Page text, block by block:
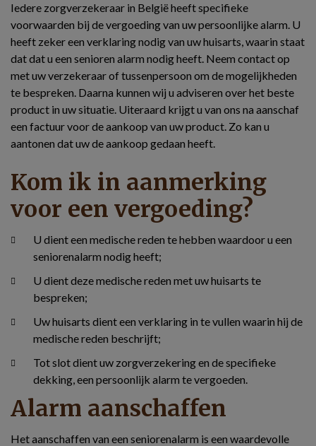
Iedere zorgverzekeraar in België heeft specifieke
voorwaarden bij de vergoeding van uw persoonlijke alarm. U
heeft zeker een verklaring nodig van uw huisarts, waarin staat
dat dat u een senioren alarm nodig heeft. Neem contact op
met uw verzekeraar of tussenpersoon om de mogelijkheden
te bespreken. Daarna kunnen wij u adviseren over het beste
product in uw situatie. Uiteraard krijgt u van ons na aanschaf
een factuur voor de aankoop van uw product. Zo kan u
aantonen dat uw de aankoop gedaan heeft.
Kom ik in aanmerking
voor een vergoeding?
U dient een medische reden te hebben waardoor u een
seniorenalarm nodig heeft;
U dient deze medische reden met uw huisarts te
bespreken;
Uw huisarts dient een verklaring in te vullen waarin hij de
medische reden beschrijft;
Tot slot dient uw zorgverzekering en de specifieke
dekking, een persoonlijk alarm te vergoeden.
Alarm aanschaffen
Het aanschaffen van een seniorenalarm is een waardevolle